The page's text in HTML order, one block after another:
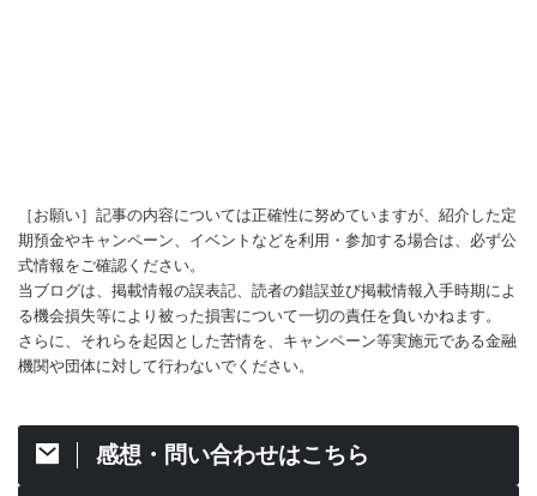
［お願い］記事の内容については正確性に努めていますが、紹介した定
期預金やキャンペーン、イベントなどを利用・参加する場合は、必ず公
式情報をご確認ください。
当ブログは、掲載情報の誤表記、読者の錯誤並び掲載情報入手時期によ
る機会損失等により被った損害について一切の責任を負いかねます。
さらに、それらを起因とした苦情を、キャンペーン等実施元である金融
機関や団体に対して行わないでください。
感想・問い合わせはこちら